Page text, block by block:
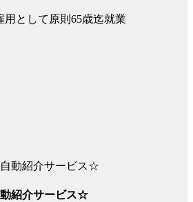
として原則65歳迄就業
紹介サービス☆